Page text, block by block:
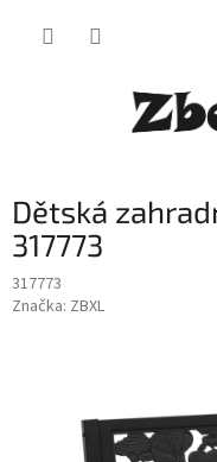
Dětská
317773
317773
Značka: ZBXL